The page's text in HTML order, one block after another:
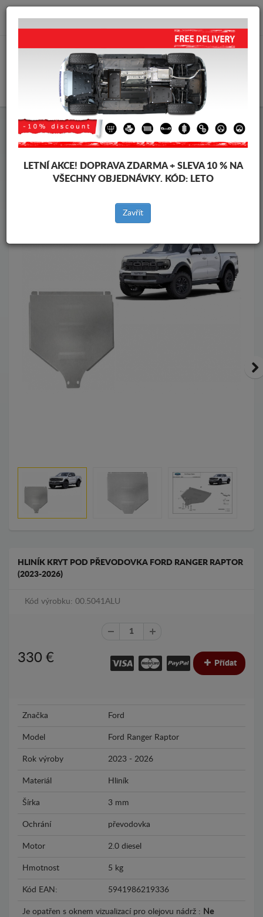
info@krytpodmotor.com
Kryt pod motor Ford Kryt pod motor Ford Ranger Raptor
vozidel
Značky vozidel
Zpět na produkty
HLINÍK KRYT POD PŘEVODOVKA FORD RANGER RAPTOR
(2023-2026)
Kód výrobku: 00.5041ALU
330 € Přídat
Značka Ford
Model Ford Ranger Raptor
Rok výroby 2023 - 2026
Materiál Hliník
Šírka 3 mm
Ochrání převodovka
Motor 2.0 diesel
Hmotnost 5 kg
Kód EAN: 5941986219336
Je opatřen s oknem vizualizací pro olejovu nádrž : Ne
LETNÍ AKCE! DOPRAVA ZDARMA + SLEVA 10 % NA
VŠECHNY OBJEDNÁVKY. KÓD: LETO
Zavřít